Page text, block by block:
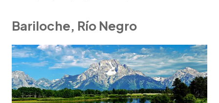
Bariloche, Río Negro